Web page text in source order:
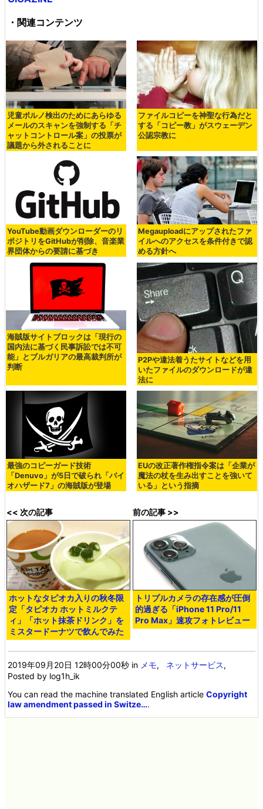
・関連コンテンツ
児童ポルノ検出のためにあらゆる
メールのスキャンを強制する「チ
ャットコントロール案」の投票が
議題から外されることに
ファイルコピーを神聖な行為だと
する「コピー教」がスウェーデン
公認宗教に
YouTube動画ダウンローダーのリ
ポジトリをGitHubが削除、音楽業
界団体からの要請に基づき
Megauploadにアップされたファ
イルへのアクセスを条件付きで認
める方針へ
海賊版サイトブロックは「現行の
国内法に基づく民事訴訟では不可
能」とブルガリアの最高裁判所が
判断
P2Pや違法着うたサイトなどを用
いたファイルのダウンロードが違
法に
最強のコピーガード技術
「Denuvo」が5日で破られ「バイ
オハザード7」の海賊版が登場
EUの改正著作権指令案は「企業が
魔法の杖を生み出すことを強いて
いる」という指摘
<< 次の記事
ホットなタピオカ入りの秋冬限
定「タピオカ ホットミルクテ
ィ」「ホット抹茶ドリンク」を
ミスタードーナツで飲んでみた
前の記事 >>
トリプルカメラの存在感が圧倒
的過ぎる「iPhone 11 Pro/11
Pro Max」速攻フォトレビュー
2019年09月20日 12時00分00秒 in メモ, ネットサービス,
Posted by log1h_ik
You can read the machine translated English articleCopyright
law amendment passed in Switze….